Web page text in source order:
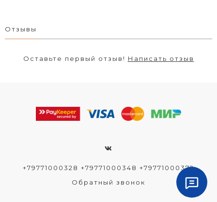
Отзывы
Оставьте первый отзыв! Написать отзыв
+79771000328 +79771000348 +79771000372
Обратный звонок